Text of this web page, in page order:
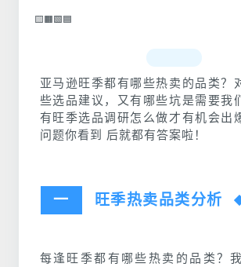
🟨🟧🟩🟦
亚马逊旺季都有哪些热卖的品类？
些选品建议，又有哪些坑是需要我
有旺季选品调研怎么做才有机会出
问题你看到 后就都有答案啦！
一 旺季热卖品类分析
每逢旺季都有哪些热卖的品类？